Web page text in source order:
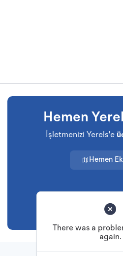
Hemen
İşletmenizi Yerels'e
Hemen
There was a
again.